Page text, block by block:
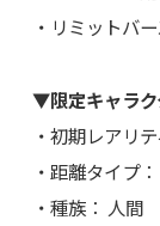
・リミットバ
▼限定キャラク
・初期レアリ
・距離タイプ
・種族： 人間